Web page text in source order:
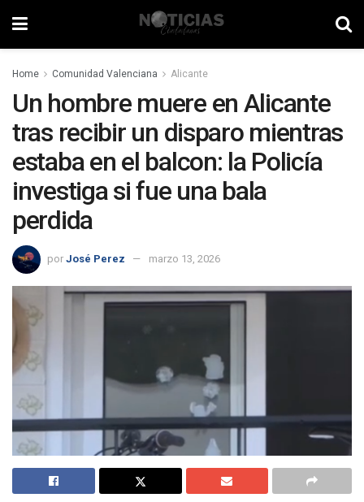
Home Comunidad Valenciana Alicante
Un hombre muere en Alicante
tras recibir un disparo mientras
estaba en el balcon: la Policía
investiga si fue una bala
perdida
por José Perez marzo 13, 2026